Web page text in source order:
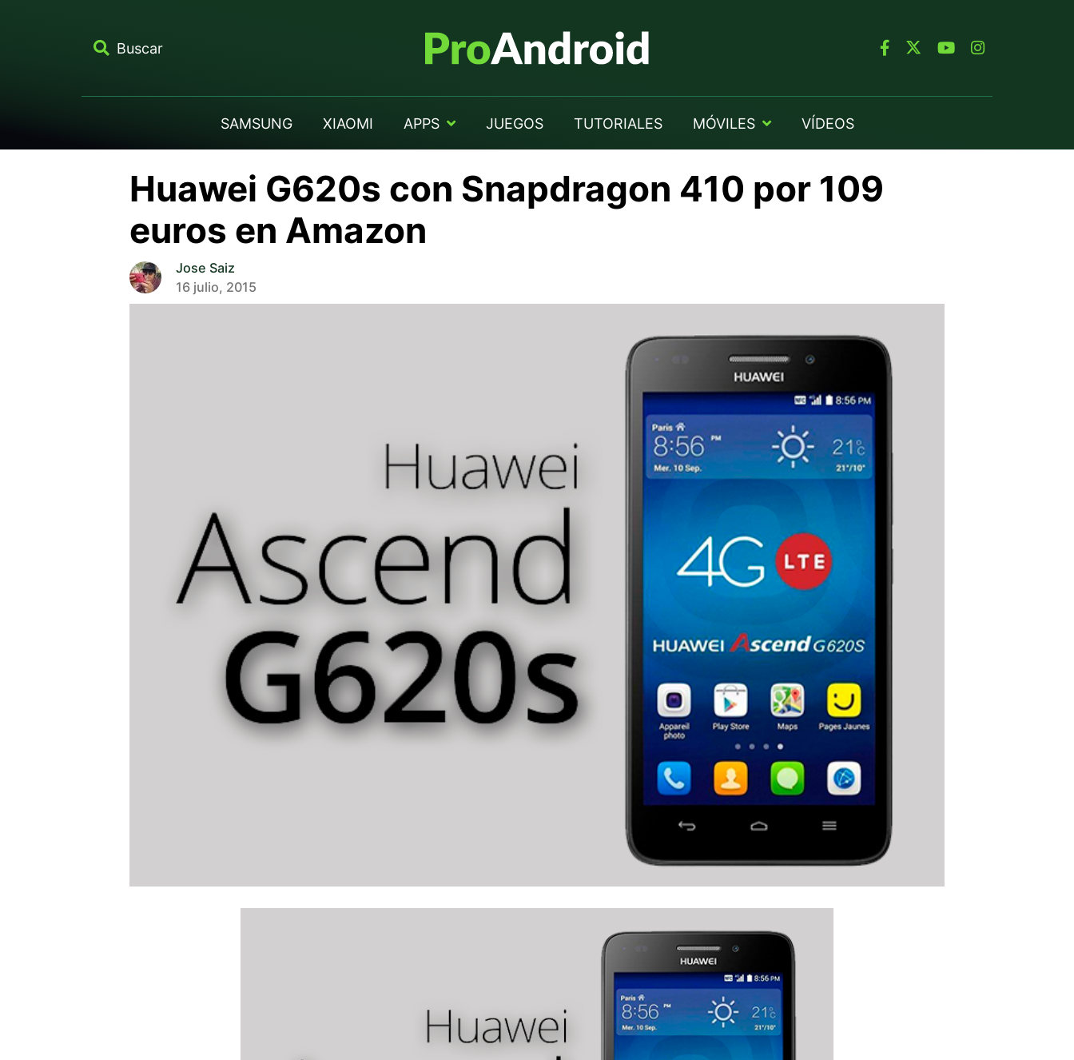
Buscar
SAMSUNG XIAOMI APPS JUEGOS TUTORIALES MÓVILES VÍDEOS
Huawei G620s con Snapdragon 410 por 109
euros en Amazon
Jose Saiz
16 julio, 2015